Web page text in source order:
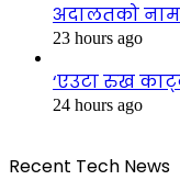
अदालतको
23 hours ago
‘एउटा रुख
24 hours ago
Recent Tech News